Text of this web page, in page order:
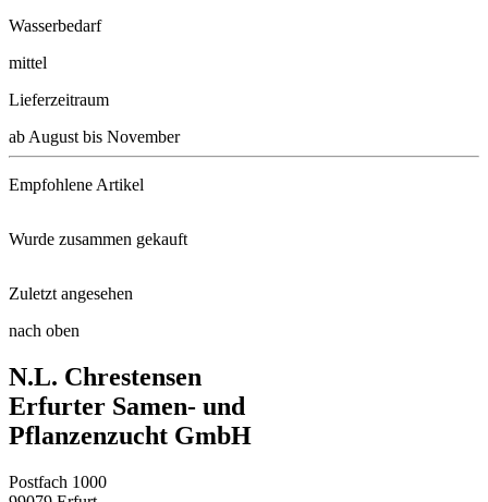
Wasserbedarf
mittel
Lieferzeitraum
ab August bis November
Empfohlene Artikel
Neudorffs® UrgesteinsMehl
Wurde zusammen gekauft
Heckenmyrthe Maigrün
Floragard® Bio-Erde Lecker
Iris Tipped in Blue
Zuletzt angesehen
Freiland-Fuchsie Mrs. Popple
nach oben
N.L. Chrestensen
Erfurter Samen- und
Pflanzenzucht GmbH
Postfach 1000